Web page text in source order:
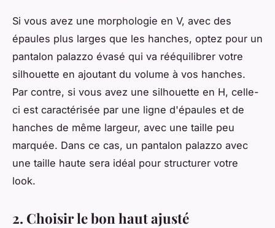
Si vous avez une morphologie en V, avec des
épaules plus larges que les hanches, optez pour un
pantalon palazzo évasé qui va rééquilibrer votre
silhouette en ajoutant du volume à vos hanches.
Par contre, si vous avez une silhouette en H, celle-
ci est caractérisée par une ligne d'épaules et de
hanches de même largeur, avec une taille peu
marquée. Dans ce cas, un pantalon palazzo avec
une taille haute sera idéal pour structurer votre
look.
2. Choisir le bon haut ajusté